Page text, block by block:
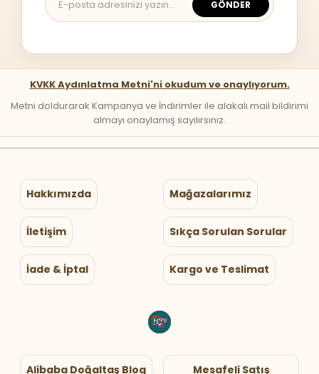
GÖNDER
KVKK Aydınlatma Metni'ni okudum ve onaylıyorum.
Metni doldurarak Kampanya ve İndirimler ile alakalı mail bildirimi
almayı onaylamış sayılırsınız.
Hakkımızda Mağazalarımız
İletişim Sıkça Sorulan Sorular
İade & İptal Kargo ve Teslimat
Alibaba Doğaltaş Blog Mesafeli Satış